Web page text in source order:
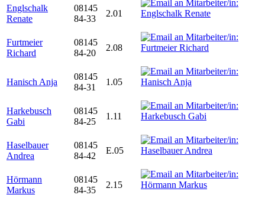
Englschalk
Renate
08145
84-33
2.01
Furtmeier
Richard
08145
84-20
2.08
Hanisch Anja
08145
84-31
1.05
Harkebusch
Gabi
08145
84-25
1.11
Haselbauer
Andrea
08145
84-42
E.05
Hörmann
Markus
08145
84-35
2.15